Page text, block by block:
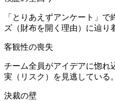
「とりあえずアンケート」
ズ（財布を開く理由）に辿り
客観性の喪失
チーム全員がアイデアに惚れ
実（リスク）を見逃している。
決裁の壁